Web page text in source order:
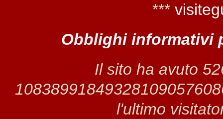
***
Obblighi informativi
Il sito ha avuto
l'ultimo